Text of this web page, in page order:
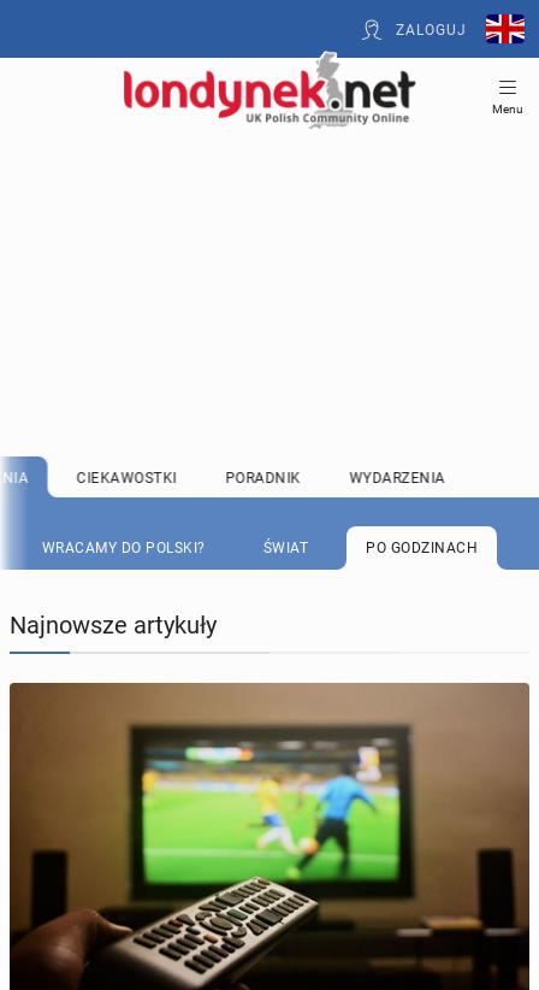
ZALOGUJ
Menu
CIEKAWOSTKI PORADNIK WYDARZENIA
WRACAMY DO POLSKI? ŚWIAT PO GODZINACH
Najnowsze artykuły